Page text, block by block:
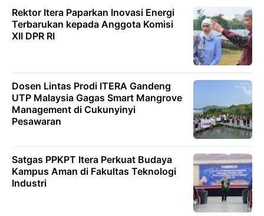
Rektor Itera Paparkan Inovasi Energi
Terbarukan kepada Anggota Komisi
XII DPR RI
Dosen Lintas Prodi ITERA Gandeng
UTP Malaysia Gagas Smart Mangrove
Management di Cukunyinyi
Pesawaran
Satgas PPKPT Itera Perkuat Budaya
Kampus Aman di Fakultas Teknologi
Industri